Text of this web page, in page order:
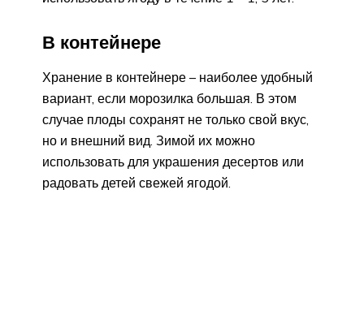
В контейнере
Хранение в контейнере – наиболее удобный
вариант, если морозилка большая. В этом
случае плоды сохранят не только свой вкус,
но и внешний вид. Зимой их можно
использовать для украшения десертов или
радовать детей свежей ягодой.